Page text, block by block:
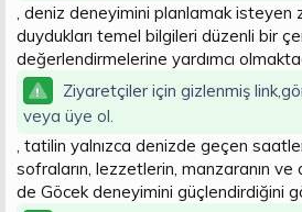
, deniz deneyimini planlamak
duydukları temel bilgileri düzenli bir
değerlendirmelerine yardımcı
Ziyaretçiler için gizlenmiş
veya üye ol.
, tatilin yalnızca denizde geçen
sofraların, lezzetlerin, manzaranın
de Göcek deneyimini güçlendirdiğini